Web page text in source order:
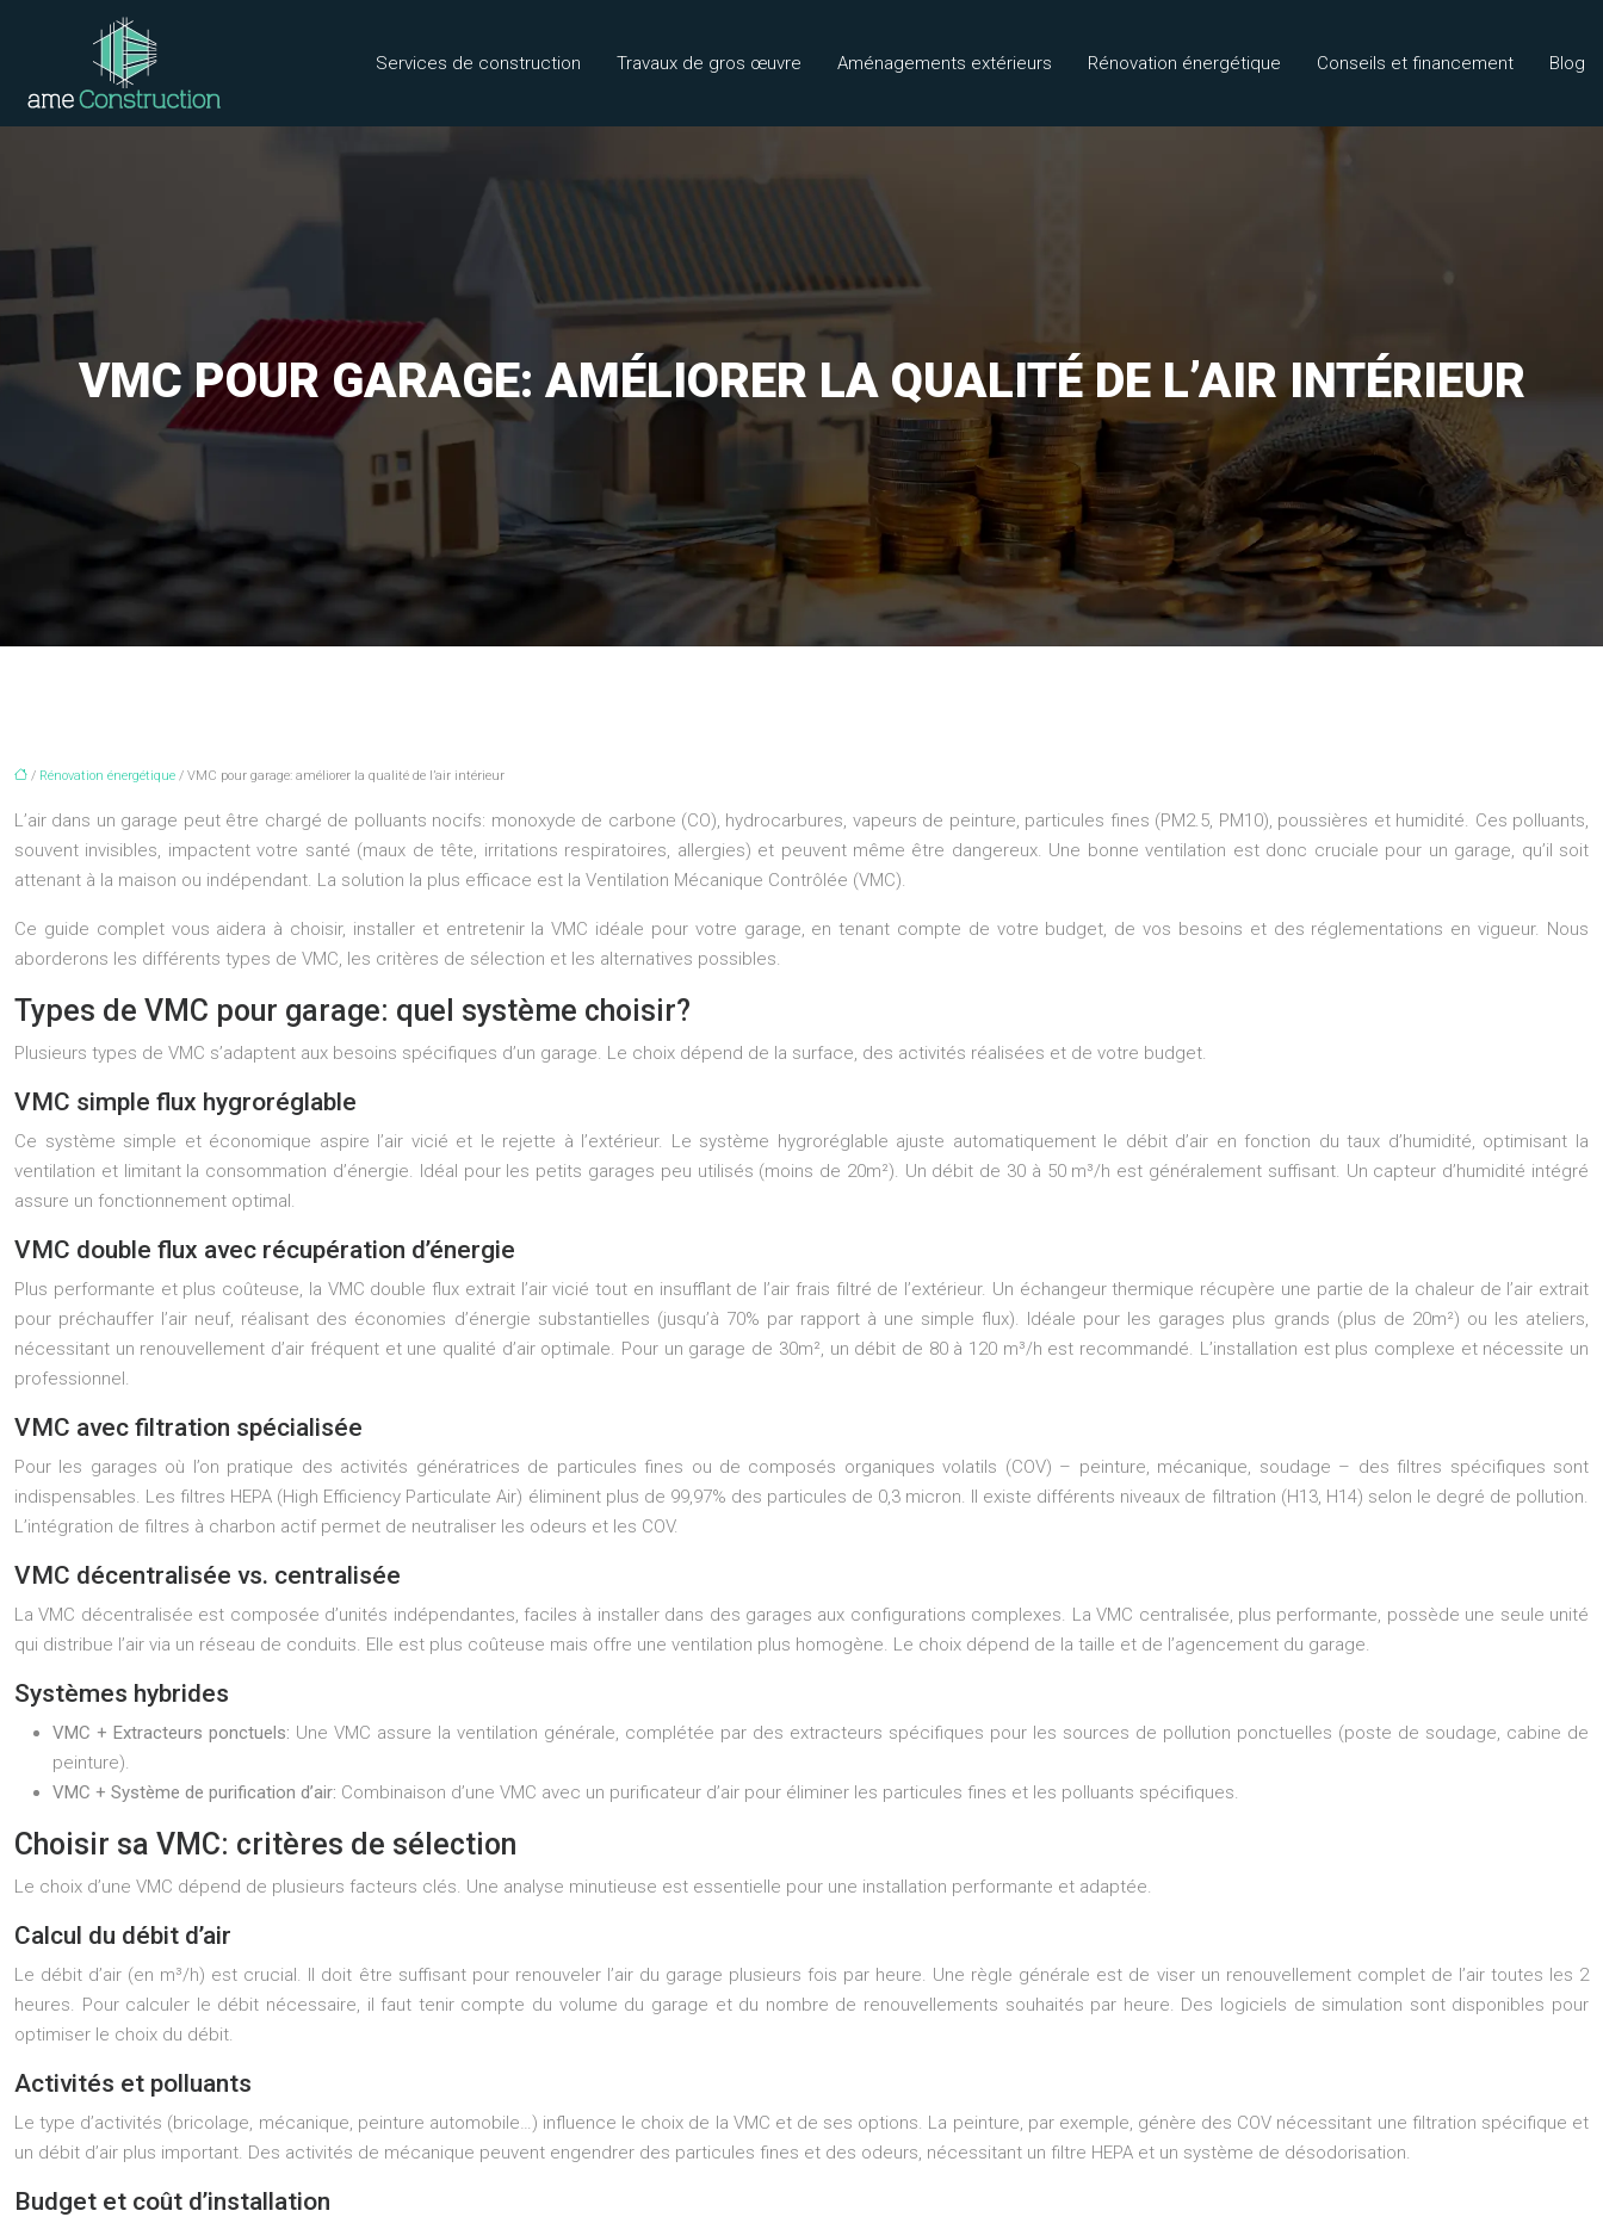
Services de construction Travaux de gros œuvre Aménagements extérieurs Rénovation énergétique Conseils et financement Blog
VMC POUR GARAGE: AMÉLIORER LA QUALITÉ DE L’AIR INTÉRIEUR
/ Rénovation énergétique / VMC pour garage: améliorer la qualité de l’air intérieur
L’air dans un garage peut être chargé de polluants nocifs: monoxyde de carbone (CO), hydrocarbures, vapeurs de peinture, particules fines (PM2.5, PM10), poussières et humidité. Ces polluants,
souvent invisibles, impactent votre santé (maux de tête, irritations respiratoires, allergies) et peuvent même être dangereux. Une bonne ventilation est donc cruciale pour un garage, qu’il soit
attenant à la maison ou indépendant. La solution la plus efficace est la Ventilation Mécanique Contrôlée (VMC).
Ce guide complet vous aidera à choisir, installer et entretenir la VMC idéale pour votre garage, en tenant compte de votre budget, de vos besoins et des réglementations en vigueur. Nous
aborderons les différents types de VMC, les critères de sélection et les alternatives possibles.
Types de VMC pour garage: quel système choisir?
Plusieurs types de VMC s’adaptent aux besoins spécifiques d’un garage. Le choix dépend de la surface, des activités réalisées et de votre budget.
VMC simple flux hygroréglable
Ce système simple et économique aspire l’air vicié et le rejette à l’extérieur. Le système hygroréglable ajuste automatiquement le débit d’air en fonction du taux d’humidité, optimisant la
ventilation et limitant la consommation d’énergie. Idéal pour les petits garages peu utilisés (moins de 20m²). Un débit de 30 à 50 m³/h est généralement suffisant. Un capteur d’humidité intégré
assure un fonctionnement optimal.
VMC double flux avec récupération d’énergie
Plus performante et plus coûteuse, la VMC double flux extrait l’air vicié tout en insufflant de l’air frais filtré de l’extérieur. Un échangeur thermique récupère une partie de la chaleur de l’air extrait
pour préchauffer l’air neuf, réalisant des économies d’énergie substantielles (jusqu’à 70% par rapport à une simple flux). Idéale pour les garages plus grands (plus de 20m²) ou les ateliers,
nécessitant un renouvellement d’air fréquent et une qualité d’air optimale. Pour un garage de 30m², un débit de 80 à 120 m³/h est recommandé. L’installation est plus complexe et nécessite un
professionnel.
VMC avec filtration spécialisée
Pour les garages où l’on pratique des activités génératrices de particules fines ou de composés organiques volatils (COV) – peinture, mécanique, soudage – des filtres spécifiques sont
indispensables. Les filtres HEPA (High Efficiency Particulate Air) éliminent plus de 99,97% des particules de 0,3 micron. Il existe différents niveaux de filtration (H13, H14) selon le degré de pollution.
L’intégration de filtres à charbon actif permet de neutraliser les odeurs et les COV.
VMC décentralisée vs. centralisée
La VMC décentralisée est composée d’unités indépendantes, faciles à installer dans des garages aux configurations complexes. La VMC centralisée, plus performante, possède une seule unité
qui distribue l’air via un réseau de conduits. Elle est plus coûteuse mais offre une ventilation plus homogène. Le choix dépend de la taille et de l’agencement du garage.
Systèmes hybrides
VMC + Extracteurs ponctuels: Une VMC assure la ventilation générale, complétée par des extracteurs spécifiques pour les sources de pollution ponctuelles (poste de soudage, cabine de
peinture).
VMC + Système de purification d’air: Combinaison d’une VMC avec un purificateur d’air pour éliminer les particules fines et les polluants spécifiques.
Choisir sa VMC: critères de sélection
Le choix d’une VMC dépend de plusieurs facteurs clés. Une analyse minutieuse est essentielle pour une installation performante et adaptée.
Calcul du débit d’air
Le débit d’air (en m³/h) est crucial. Il doit être suffisant pour renouveler l’air du garage plusieurs fois par heure. Une règle générale est de viser un renouvellement complet de l’air toutes les 2
heures. Pour calculer le débit nécessaire, il faut tenir compte du volume du garage et du nombre de renouvellements souhaités par heure. Des logiciels de simulation sont disponibles pour
optimiser le choix du débit.
Activités et polluants
Le type d’activités (bricolage, mécanique, peinture automobile…) influence le choix de la VMC et de ses options. La peinture, par exemple, génère des COV nécessitant une filtration spécifique et
un débit d’air plus important. Des activités de mécanique peuvent engendrer des particules fines et des odeurs, nécessitant un filtre HEPA et un système de désodorisation.
Budget et coût d’installation